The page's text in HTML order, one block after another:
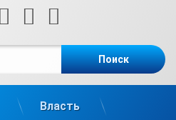
E-mailВКонтакте
Власть